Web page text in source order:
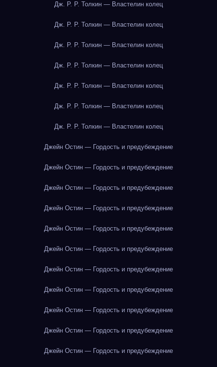
Дж. Р. Р. Толкин — Властелин колец
Дж. Р. Р. Толкин — Властелин колец
Дж. Р. Р. Толкин — Властелин колец
Дж. Р. Р. Толкин — Властелин колец
Дж. Р. Р. Толкин — Властелин колец
Дж. Р. Р. Толкин — Властелин колец
Дж. Р. Р. Толкин — Властелин колец
Джейн Остин — Гордость и предубеждение
Джейн Остин — Гордость и предубеждение
Джейн Остин — Гордость и предубеждение
Джейн Остин — Гордость и предубеждение
Джейн Остин — Гордость и предубеждение
Джейн Остин — Гордость и предубеждение
Джейн Остин — Гордость и предубеждение
Джейн Остин — Гордость и предубеждение
Джейн Остин — Гордость и предубеждение
Джейн Остин — Гордость и предубеждение
Джейн Остин — Гордость и предубеждение